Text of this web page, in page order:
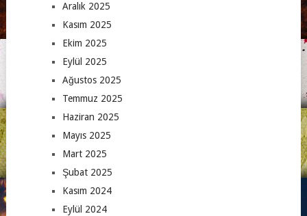
Aralık 2025
Kasım 2025
Ekim 2025
Eylül 2025
Ağustos 2025
Temmuz 2025
Haziran 2025
Mayıs 2025
Mart 2025
Şubat 2025
Kasım 2024
Eylül 2024